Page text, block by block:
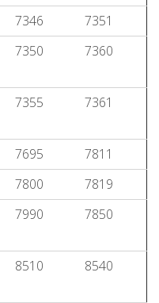
7346
7351
7350 7360
7355 7361
7695
7811
7800
7819
7990 7850
8510 8540